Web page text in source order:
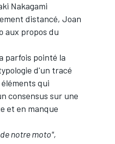
Nakagami
distancé, Joan
aux propos du
parfois pointé la
d'un tracé
qui
consensus sur une
et en manque
notre moto",